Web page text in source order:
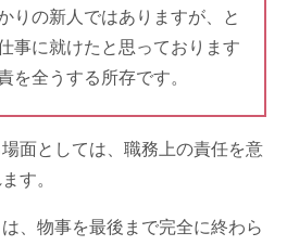
りの新人ではありますが、と
事に就けたと思っております
を全うする所存です。
面としては、職務上の責任を意
す。
、物事を最後まで完全に終わら